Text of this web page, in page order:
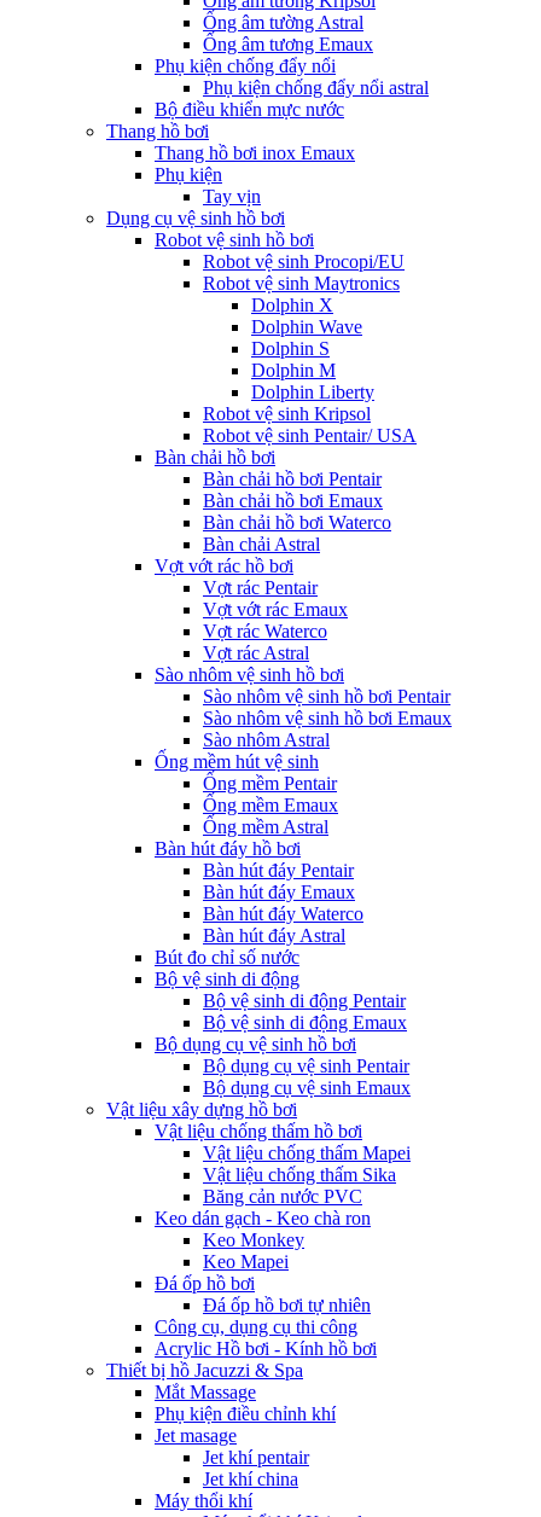
Ống âm tường Astral
Ống âm tương Emaux
Phụ kiện chống đẩy nổi
Phụ kiện chống đẩy nổi astral
Bộ điều khiển mực nước
Thang hồ bơi
Thang hồ bơi inox Emaux
Phụ kiện
Tay vịn
Dụng cụ vệ sinh hồ bơi
Robot vệ sinh hồ bơi
Robot vệ sinh Procopi/EU
Robot vệ sinh Maytronics
Dolphin X
Dolphin Wave
Dolphin S
Dolphin M
Dolphin Liberty
Robot vệ sinh Kripsol
Robot vệ sinh Pentair/ USA
Bàn chải hồ bơi
Bàn chải hồ bơi Pentair
Bàn chải hồ bơi Emaux
Bàn chải hồ bơi Waterco
Bàn chải Astral
Vợt vớt rác hồ bơi
Vợt rác Pentair
Vợt vớt rác Emaux
Vợt rác Waterco
Vợt rác Astral
Sào nhôm vệ sinh hồ bơi
Sào nhôm vệ sinh hồ bơi Pentair
Sào nhôm vệ sinh hồ bơi Emaux
Sào nhôm Astral
Ống mềm hút vệ sinh
Ống mềm Pentair
Ống mềm Emaux
Ống mềm Astral
Bàn hút đáy hồ bơi
Bàn hút đáy Pentair
Bàn hút đáy Emaux
Bàn hút đáy Waterco
Bàn hút đáy Astral
Bút đo chỉ số nước
Bộ vệ sinh di động
Bộ vệ sinh di động Pentair
Bộ vệ sinh di động Emaux
Bộ dụng cụ vệ sinh hồ bơi
Bộ dụng cụ vệ sinh Pentair
Bộ dụng cụ vệ sinh Emaux
Vật liệu xây dựng hồ bơi
Vật liệu chống thấm hồ bơi
Vật liệu chống thấm Mapei
Vật liệu chống thấm Sika
Băng cản nước PVC
Keo dán gạch - Keo chà ron
Keo Monkey
Keo Mapei
Đá ốp hồ bơi
Đá ốp hồ bơi tự nhiên
Công cụ, dụng cụ thi công
Acrylic Hồ bơi - Kính hồ bơi
Thiết bị hồ Jacuzzi & Spa
Mắt Massage
Phụ kiện điều chỉnh khí
Jet masage
Jet khí pentair
Jet khí china
Máy thổi khí